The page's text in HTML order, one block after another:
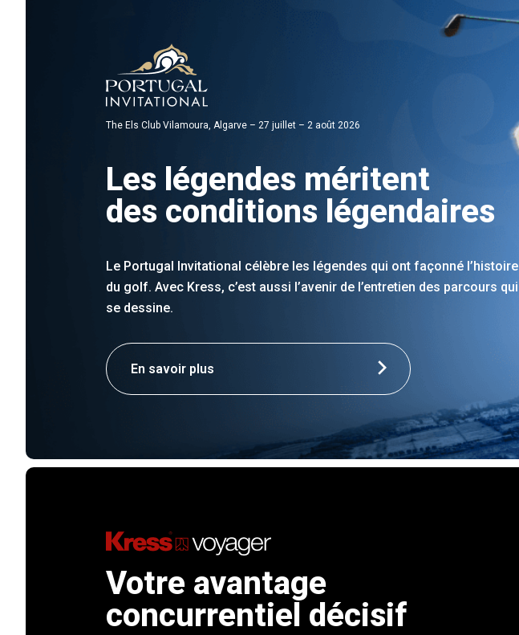
The Els Club Vilamoura, Algarve – 27 juillet – 2 août 2026
Les légendes méritent
des conditions légendaires
Le Portugal Invitational célèbre les légendes qui ont façonné l’histoire
du golf. Avec Kress, c’est aussi l’avenir de l’entretien des parcours qui
se dessine.
En savoir plus
Votre avantage
concurrentiel décisif